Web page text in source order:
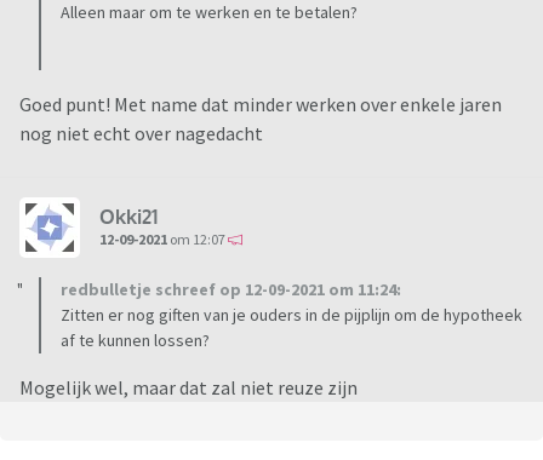
Alleen maar om te werken en te betalen?
Goed punt! Met name dat minder werken over enkele jaren
nog niet echt over nagedacht
Okki21
12-09-2021 om 12:07
redbulletje schreef op 12-09-2021 om 11:24:
Zitten er nog giften van je ouders in de pijplijn om de hypotheek
af te kunnen lossen?
Mogelijk wel, maar dat zal niet reuze zijn